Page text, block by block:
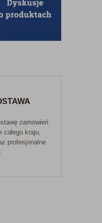
zamówień
całego kraju,
profesjonalne